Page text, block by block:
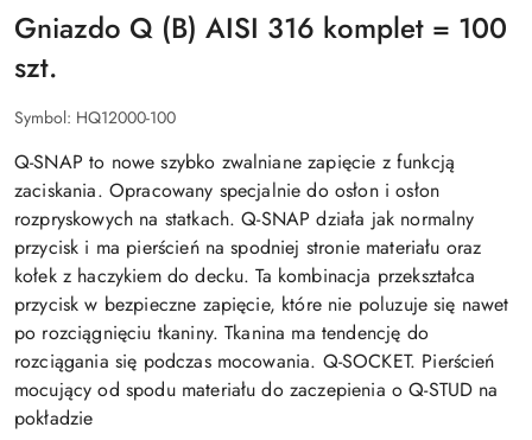
Gniazdo Q (B) AISI 316 komplet = 100
szt.
Symbol: HQ12000-100
Q-SNAP to nowe szybko zwalniane zapięcie z funkcją
zaciskania. Opracowany specjalnie do osłon i osłon
rozpryskowych na statkach. Q-SNAP działa jak normalny
przycisk i ma pierścień na spodniej stronie materiału oraz
kołek z haczykiem do decku. Ta kombinacja przekształca
przycisk w bezpieczne zapięcie, które nie poluzuje się nawet
po rozciągnięciu tkaniny. Tkanina ma tendencję do
rozciągania się podczas mocowania. Q-SOCKET. Pierścień
mocujący od spodu materiału do zaczepienia o Q-STUD na
pokładzie